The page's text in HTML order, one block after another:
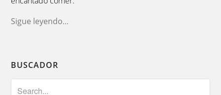
Sigue leyendo...
BUSCADOR